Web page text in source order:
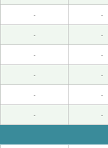
已经没事了。 我们的身体
谢。
。
います😊 これから微信に
果、真是太好了。 而且您
- -
- -
- -
- -
- -
- -